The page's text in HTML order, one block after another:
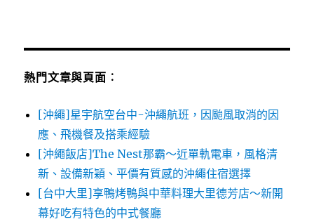
熱門文章與頁面︰
[沖繩]星宇航空台中-沖繩航班，因颱風取消的因
應、飛機餐及搭乘經驗
[沖繩飯店]The Nest那霸～近單軌電車，風格清
新、設備新穎、平價有質感的沖繩住宿選擇
[台中大里]享鴨烤鴨與中華料理大里德芳店～新開
幕好吃有特色的中式餐廳